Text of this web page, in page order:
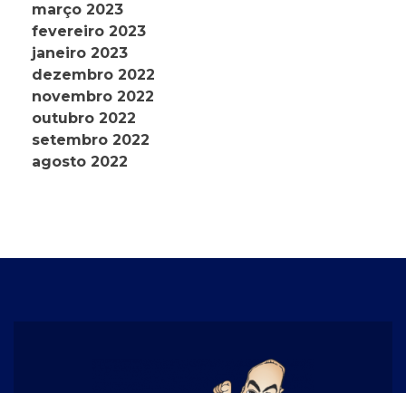
março 2023
fevereiro 2023
janeiro 2023
dezembro 2022
novembro 2022
outubro 2022
setembro 2022
agosto 2022